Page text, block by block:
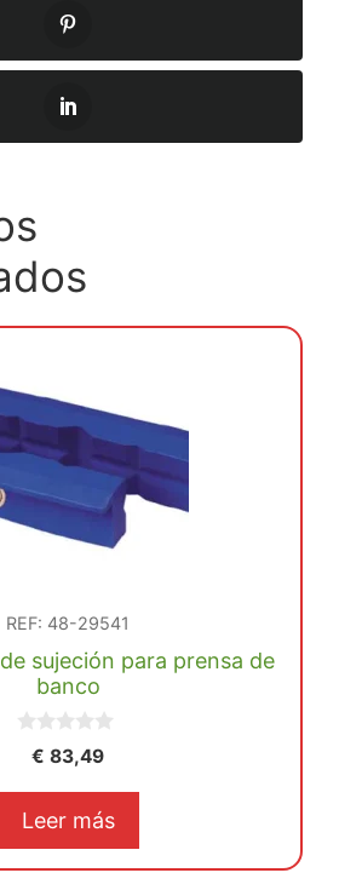
REF: 48-29541
sujeción para prensa de
banco
€ 83,49
Leer más